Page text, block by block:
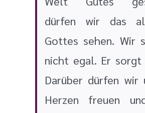
dürfen wir das
Gottes sehen. Wir
nicht egal. Er sorgt
Darüber dürfen wir
Herzen freuen